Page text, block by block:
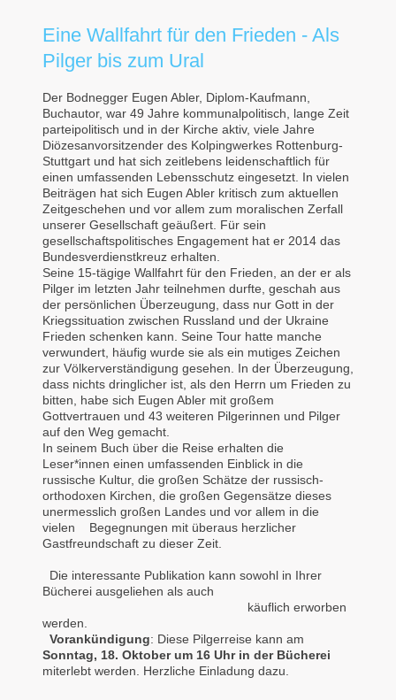
Eine Wallfahrt für den Frieden - Als
Pilger bis zum Ural
Der Bodnegger Eugen Abler, Diplom-Kaufmann,
Buchautor, war 49 Jahre kommunalpolitisch, lange Zeit
parteipolitisch und in der Kirche aktiv, viele Jahre
Diözesanvorsitzender des Kolpingwerkes Rottenburg-
Stuttgart und hat sich zeitlebens leidenschaftlich für
einen umfassenden Lebensschutz eingesetzt. In vielen
Beiträgen hat sich Eugen Abler kritisch zum aktuellen
Zeitgeschehen und vor allem zum moralischen Zerfall
unserer Gesellschaft geäußert. Für sein
gesellschaftspolitisches Engagement hat er 2014 das
Bundesverdienstkreuz erhalten.
Seine 15-tägige Wallfahrt für den Frieden, an der er als
Pilger im letzten Jahr teilnehmen durfte, geschah aus
der persönlichen Überzeugung, dass nur Gott in der
Kriegssituation zwischen Russland und der Ukraine
Frieden schenken kann. Seine Tour hatte manche
verwundert, häufig wurde sie als ein mutiges Zeichen
zur Völkerverständigung gesehen. In der Überzeugung,
dass nichts dringlicher ist, als den Herrn um Frieden zu
bitten, habe sich Eugen Abler mit großem
Gottvertrauen und 43 weiteren Pilgerinnen und Pilger
auf den Weg gemacht.
In seinem Buch über die Reise erhalten die
Leser*innen einen umfassenden Einblick in die
russische Kultur, die großen Schätze der russisch-
orthodoxen Kirchen, die großen Gegensätze dieses
unermesslich großen Landes und vor allem in die
vielen Begegnungen mit überaus herzlicher
Gastfreundschaft zu dieser Zeit.
Die interessante Publikation kann sowohl in Ihrer
Bücherei ausgeliehen als auch
käuflich erworben
werden.
Vorankündigung: Diese Pilgerreise kann am
Sonntag, 18. Oktober um 16 Uhr in der Bücherei
miterlebt werden. Herzliche Einladung dazu.